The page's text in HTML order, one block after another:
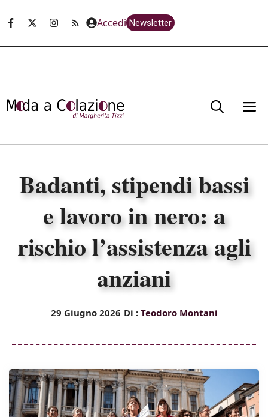
Accedi Newsletter
Badanti, stipendi bassi
e lavoro in nero: a
rischio l’assistenza agli
anziani
29 Giugno 2026 Di : Teodoro Montani